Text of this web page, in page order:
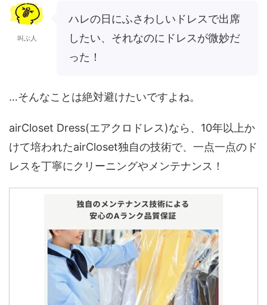
叫ぶ人
ハレの日にふさわしいドレスで出席
したい、それなのにドレスが微妙だ
った！
…そんなことは絶対避けたいですよね。
airCloset Dress(エアクロドレス)なら、10年以上か
けて培われたairCloset独自の技術で、一点一点のド
レスを丁寧にクリーニングやメンテナンス！